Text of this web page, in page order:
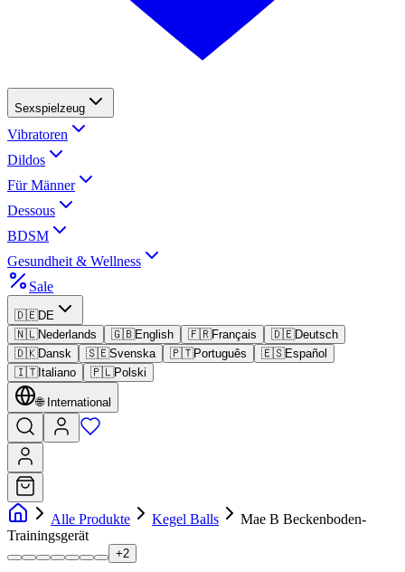
Sexspielzeug
Vibratoren
Dildos
Für Männer
Dessous
BDSM
Gesundheit & Wellness
Sale
🇩🇪DE
🇳🇱Nederlands 🇬🇧English 🇫🇷Français 🇩🇪Deutsch
🇩🇰Dansk 🇸🇪Svenska 🇵🇹Português 🇪🇸Español
🇮🇹Italiano 🇵🇱Polski
🌐 International
Alle Produkte Kegel Balls
Mae B Beckenboden-
Trainingsgerät
+2